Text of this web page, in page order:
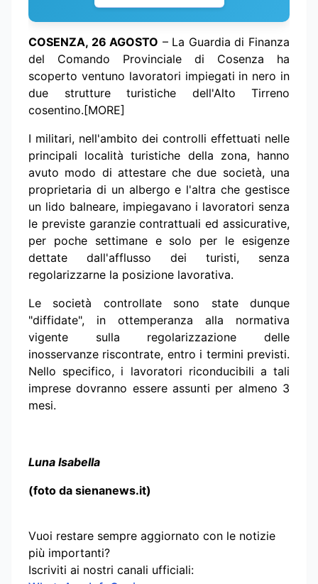
COSENZA, 26 AGOSTO – La Guardia di Finanza
del Comando Provinciale di Cosenza ha
scoperto ventuno lavoratori impiegati in nero in
due strutture turistiche dell'Alto Tirreno
cosentino.[MORE]
I militari, nell'ambito dei controlli effettuati nelle
principali località turistiche della zona, hanno
avuto modo di attestare che due società, una
proprietaria di un albergo e l'altra che gestisce
un lido balneare, impiegavano i lavoratori senza
le previste garanzie contrattuali ed assicurative,
per poche settimane e solo per le esigenze
dettate dall'afflusso dei turisti, senza
regolarizzarne la posizione lavorativa.
Le società controllate sono state dunque
"diffidate", in ottemperanza alla normativa
vigente sulla regolarizzazione delle
inosservanze riscontrate, entro i termini previsti.
Nello specifico, i lavoratori riconducibili a tali
imprese dovranno essere assunti per almeno 3
mesi.
Luna Isabella
(foto da sienanews.it)
Vuoi restare sempre aggiornato con le notizie
più importanti?
Iscriviti ai nostri canali ufficiali: